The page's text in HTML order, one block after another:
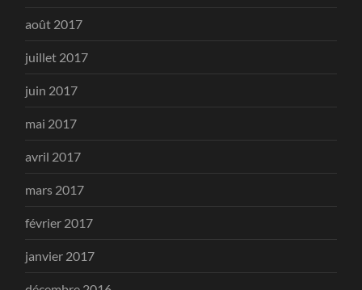
août 2017
juillet 2017
juin 2017
mai 2017
avril 2017
mars 2017
février 2017
janvier 2017